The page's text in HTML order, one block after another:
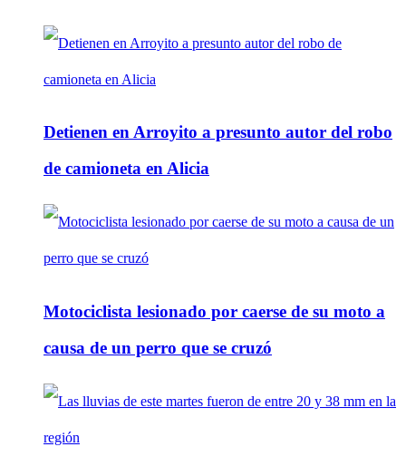
Detienen en Arroyito a presunto autor del robo
de camioneta en Alicia
Motociclista lesionado por caerse de su moto a
causa de un perro que se cruzó